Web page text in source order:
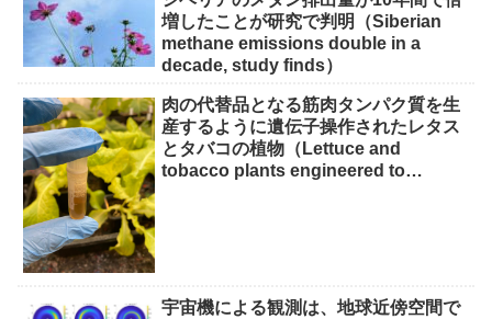
増したことが研究で判明（Siberian
methane emissions double in a
decade, study finds）
肉の代替品となる筋肉タンパク質を生
産するように遺伝子操作されたレタス
とタバコの植物（Lettuce and
tobacco plants engineered to
宇宙機による観測は、地球近傍空間で